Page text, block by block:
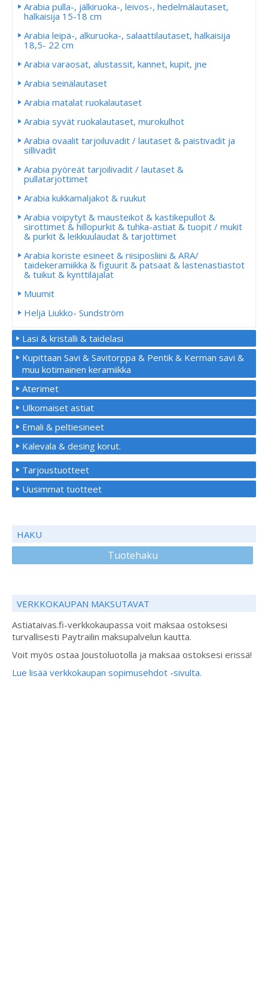
Arabia pulla-, jälkiruoka-, leivos-, hedelmälautaset,
halkaisija 15-18 cm
Arabia leipä-, alkuruoka-, salaattilautaset, halkaisija
18,5- 22 cm
Arabia varaosat, alustassit, kannet, kupit, jne
Arabia seinälautaset
Arabia matalat ruokalautaset
Arabia syvät ruokalautaset, murokulhot
Arabia ovaalit tarjoiluvadit / lautaset & paistivadit ja
sillivadit
Arabia pyöreät tarjoilivadit / lautaset &
pullatarjottimet
Arabia kukkamaljakot & ruukut
Arabia voipytyt & mausteikot & kastikepullot &
sirottimet & hillopurkit & tuhka-astiat & tuopit / mukit
& purkit & leikkuulaudat & tarjottimet
Arabia koriste esineet & riisiposliini & ARA/
taidekeramiikka & figuurit & patsaat & lastenastiastot
& tuikut & kynttiläjalat
Muumit
Heljä Liukko- Sundström
Lasi & kristalli & taidelasi
Kupittaan Savi & Savitorppa & Pentik & Kerman savi &
muu kotimainen keramiikka
Aterimet
Ulkomaiset astiat
Emali & peltiesineet
Kalevala & desing korut.
Tarjoustuotteet
Uusimmat tuotteet
HAKU
Tuotehaku
VERKKOKAUPAN MAKSUTAVAT
Astiataivas.fi-verkkokaupassa voit maksaa ostoksesi
turvallisesti Paytrailin maksupalvelun kautta.
Voit myös ostaa Joustoluotolla ja maksaa ostoksesi erissä!
Lue lisää verkkokaupan sopimusehdot -sivulta.